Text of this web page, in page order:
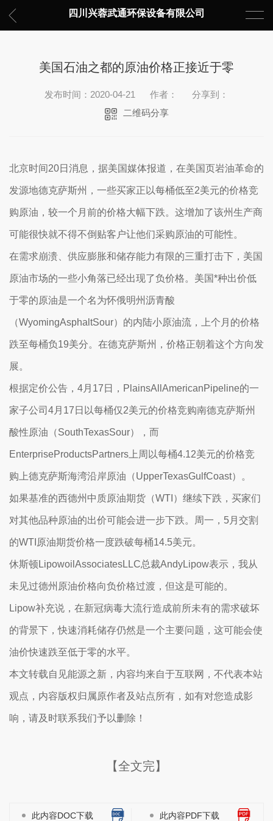
四川兴蓉武通环保设备有限公司
美国石油之都的原油价格正接近于零
发布时间：2020-04-21 作者：
分享到：
二维码分享
北京时间20日消息，据美国媒体报道，在美国页岩油革命的
发源地德克萨斯州，一些买家正以每桶低至2美元的价格竞
购原油，较一个月前的价格大幅下跌。这增加了该州生产商
可能很快就不得不倒贴客户让他们采购原油的可能性。
在需求崩溃、供应膨胀和储存能力有限的三重打击下，美国
原油市场的一些小角落已经出现了负价格。美国*种出价低
于零的原油是一个名为怀俄明州沥青酸
（WyomingAsphaltSour）的内陆小原油流，上个月的价格
跌至每桶负19美分。在德克萨斯州，价格正朝着这个方向发
展。
根据定价公告，4月17日，PlainsAllAmericanPipeline的一
家子公司4月17日以每桶仅2美元的价格竞购南德克萨斯州
酸性原油（SouthTexasSour），而
EnterpriseProductsPartners上周以每桶4.12美元的价格竞
购上德克萨斯海湾沿岸原油（UpperTexasGulfCoast）。
如果基准的西德州中质原油期货（WTI）继续下跌，买家们
对其他品种原油的出价可能会进一步下跌。周一，5月交割
的WTI原油期货价格一度跌破每桶14.5美元。
休斯顿LipowoilAssociatesLLC总裁AndyLipow表示，我从
未见过德州原油价格向负价格过渡，但这是可能的。
Lipow补充说，在新冠病毒大流行造成前所未有的需求破坏
的背景下，快速消耗储存仍然是一个主要问题，这可能会使
油价快速跌至低于零的水平。
本文转载自见能源之新，内容均来自于互联网，不代表本站
观点，内容版权归属原作者及站点所有，如有对您造成影
响，请及时联系我们予以删除！
【全文完】
此内容DOC下载 此内容PDF下载